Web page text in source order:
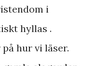
i
hyllas .
hur vi läser.